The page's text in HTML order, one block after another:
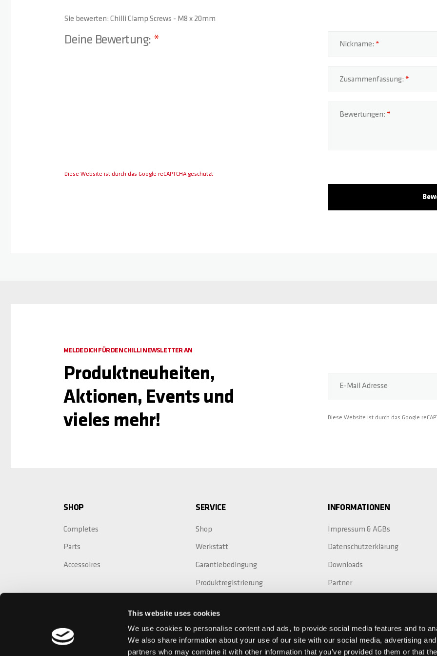
This website uses cookies
We use cookies to personalise content and ads, to provide social media features and to
We also share information about your use of our site with our social media, advertising
partners who may combine it with other information that you’ve provided to them or that
Sie bewerten: Chilli Clamp Screws - M8 x 20mm
Deine Bewertung: Nickname:
Zusammenfassung:
Bewertungen:
Diese Website ist durch das Google reCAPTCHA geschützt
E-Mail Adresse
Diese Website ist durch das Google
MELDE DICH FÜR DEN CHILLI NEWSLETTER AN
Produktneuheiten,
Aktionen, Events und
vieles mehr!
SHOP
Completes
Parts
Accessoires
SERVICE
Shop
Werkstatt
Garantiebedingung
Produktregistrierung
INFORMATIONEN
Impressum & AGBs
Datenschutzerklärung
Downloads
Partner